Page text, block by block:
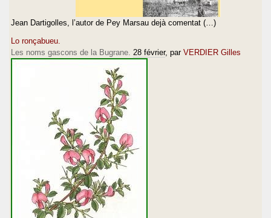
Jean Dartigolles, l’autor de Pey Marsau dejà comentat (…)
Lo ronçabueu.
Les noms gascons de la Bugrane. 28 février, par VERDIER Gilles